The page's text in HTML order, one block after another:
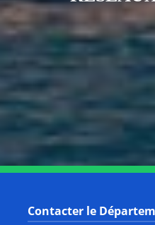
Notre page
Notre
Contacter le